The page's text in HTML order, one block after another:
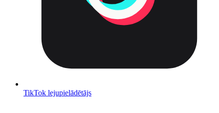
TikTok lejupielādētājs